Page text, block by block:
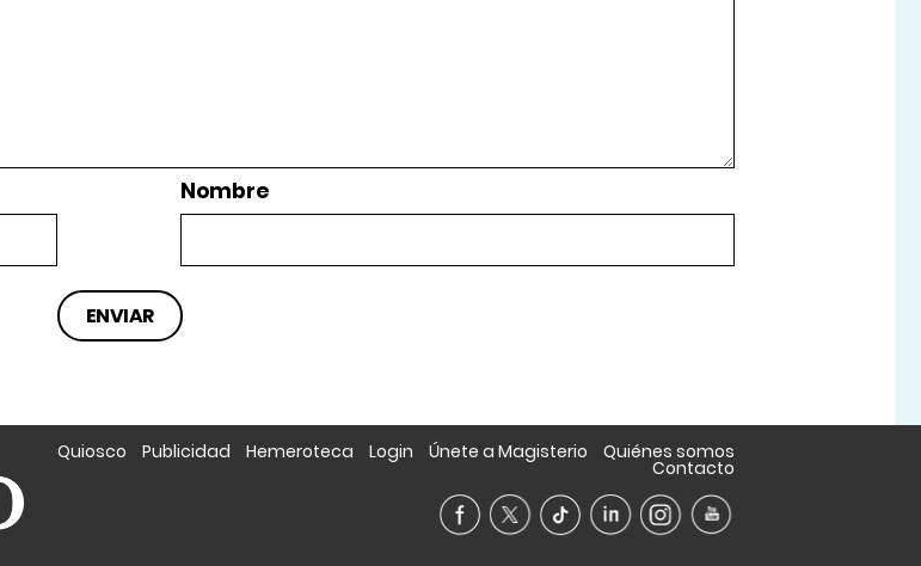
Nombre
Quiosco Publicidad Hemeroteca Login Únete a Magisterio Quiénes somos
Contacto